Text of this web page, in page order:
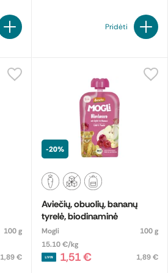
Pridėti
100 g
1,89 €
-20%
Aviečių, obuolių, bananų
tyrelė, biodinaminė
Mogli
100 g
15.10 €/kg
1,51 € 1,89 €